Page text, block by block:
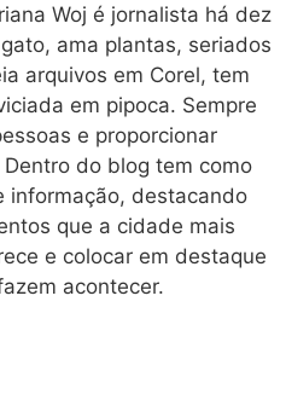
Woj é jornalista há dez
ama plantas, seriados
arquivos em Corel, tem
em pipoca. Sempre
e proporcionar
do blog tem como
informação, destacando
que a cidade mais
e colocar em destaque
acontecer.